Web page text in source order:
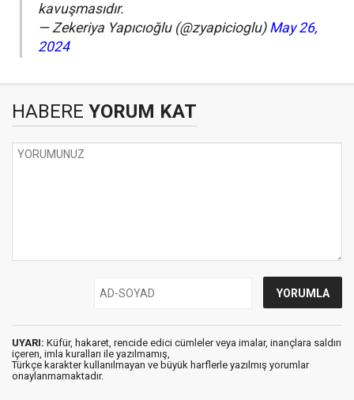
kavuşmasıdır.
— Zekeriya Yapıcıoğlu (@zyapicioglu) May 26,
2024
HABERE YORUM KAT
UYARI: Küfür, hakaret, rencide edici cümleler veya imalar, inançlara saldırı
içeren, imla kuralları ile yazılmamış,
Türkçe karakter kullanılmayan ve büyük harflerle yazılmış yorumlar
onaylanmamaktadır.